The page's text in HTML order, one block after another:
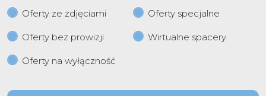
Oferty ze zdjęciami
Oferty specjalne
Oferty bez prowizji Wirtualne spacery
Oferty na wyłączność